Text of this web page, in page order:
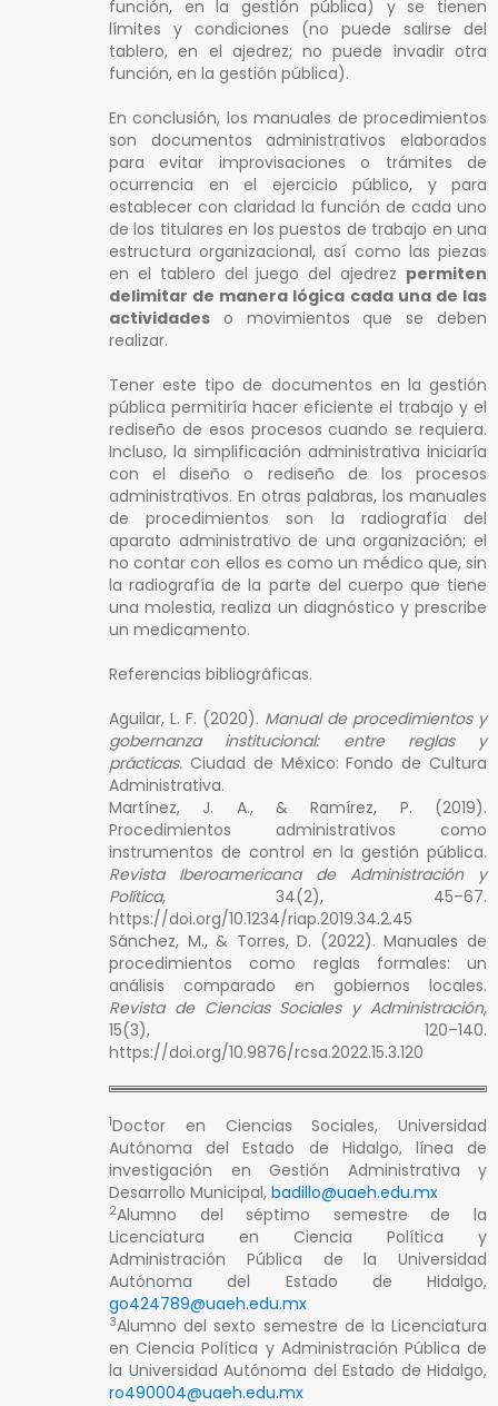
función, en la gestión pública) y se tienen
límites y condiciones (no puede salirse del
tablero, en el ajedrez; no puede invadir otra
función, en la gestión pública).
En conclusión, los manuales de procedimientos
son documentos administrativos elaborados
para evitar improvisaciones o trámites de
ocurrencia en el ejercicio público, y para
establecer con claridad la función de cada uno
de los titulares en los puestos de trabajo en una
estructura organizacional, así como las piezas
en el tablero del juego del ajedrez permiten
delimitar de manera lógica cada una de las
actividades o movimientos que se deben
realizar.
Tener este tipo de documentos en la gestión
pública permitiría hacer eficiente el trabajo y el
rediseño de esos procesos cuando se requiera.
Incluso, la simplificación administrativa iniciaría
con el diseño o rediseño de los procesos
administrativos. En otras palabras, los manuales
de procedimientos son la radiografía del
aparato administrativo de una organización; el
no contar con ellos es como un médico que, sin
la radiografía de la parte del cuerpo que tiene
una molestia, realiza un diagnóstico y prescribe
un medicamento.
Referencias bibliográficas.
Aguilar, L. F. (2020). Manual de procedimientos y
gobernanza institucional: entre reglas y
prácticas. Ciudad de México: Fondo de Cultura
Administrativa.
Martínez, J. A., & Ramírez, P. (2019).
Procedimientos administrativos como
instrumentos de control en la gestión pública.
Revista Iberoamericana de Administración y
Política, 34(2), 45–67.
https://doi.org/10.1234/riap.2019.34.2.45
Sánchez, M., & Torres, D. (2022). Manuales de
procedimientos como reglas formales: un
análisis comparado en gobiernos locales.
Revista de Ciencias Sociales y Administración,
15(3), 120–140.
https://doi.org/10.9876/rcsa.2022.15.3.120
1Doctor en Ciencias Sociales, Universidad
Autónoma del Estado de Hidalgo, línea de
investigación en Gestión Administrativa y
Desarrollo Municipal, badillo@uaeh.edu.mx
2Alumno del séptimo semestre de la
Licenciatura en Ciencia Política y
Administración Pública de la Universidad
Autónoma del Estado de Hidalgo,
go424789@uaeh.edu.mx
3Alumno del sexto semestre de la Licenciatura
en Ciencia Política y Administración Pública de
la Universidad Autónoma del Estado de Hidalgo,
ro490004@uaeh.edu.mx